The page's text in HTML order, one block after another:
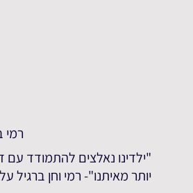
רמי
"ילדינו נאלצים להתמודד עם
יותר מאיתנו"- רמי וחן ברגיל על 7.10 בנירים